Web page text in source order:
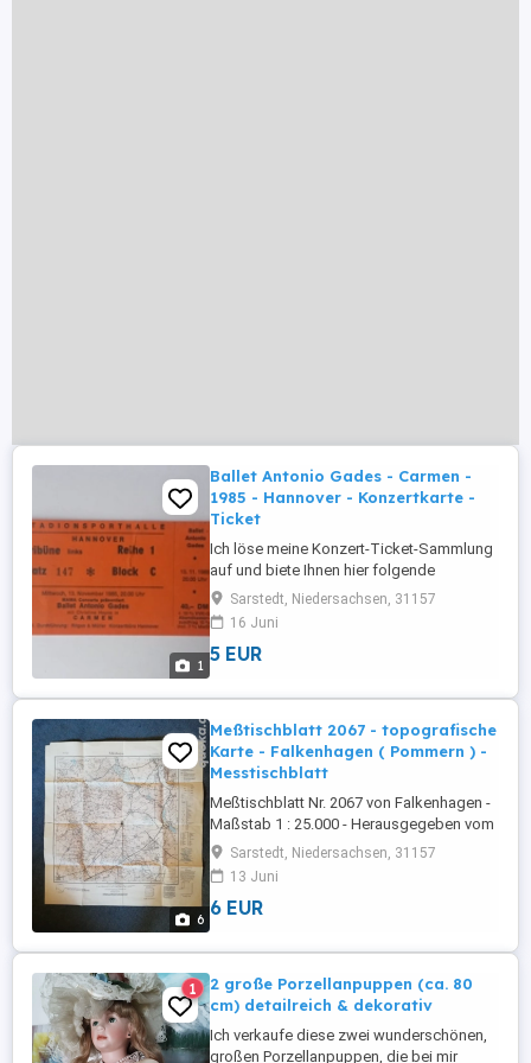
1
Ballet Antonio Gades - Carmen -
1985 - Hannover - Konzertkarte -
Ticket
Ich löse meine Konzert-Ticket-Sammlung
auf und biete Ihnen hier folgende
Eintrittskarte Carmen - Ballet Antonio
Gades - 1985 - Stadionsporthalle
Hannover Den Zustand der Karte
entnehmen sie bitte dem Foto. Die Karte
winziges Löchlein in der oberen Mitte.
+++++++++++++++ * ...
Sarstedt, Niedersachsen, 31157
16 Juni
5 EUR
6
Meßtischblatt 2067 - topografische
Karte - Falkenhagen ( Pommern ) -
Messtischblatt
Meßtischblatt Nr. 2067 von Falkenhagen -
Maßstab 1 : 25.000 - Herausgegeben vom
Reichsamt für Landesaufnahme -
mehrfarbige Ausgabe 1936 - Maße ca. 59
x 59 cm leichte Gebrauchsspuren (siehe
Bilder) +++++++++++++++ * Die
Käufer. * Zahlung - Bar bei Abholung oder
Sarstedt, Niedersachsen, 31157
13 Juni
6 EUR
1
2 große Porzellanpuppen (ca. 80
cm) detailreich & dekorativ
Ich verkaufe diese zwei wunderschönen,
großen Porzellanpuppen, die bei mir